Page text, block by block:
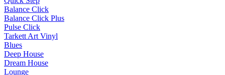
Balance Click
Balance Click Plus
Pulse Click
Tarkett Art Vinyl
Blues
Deep House
Dream House
Lounge